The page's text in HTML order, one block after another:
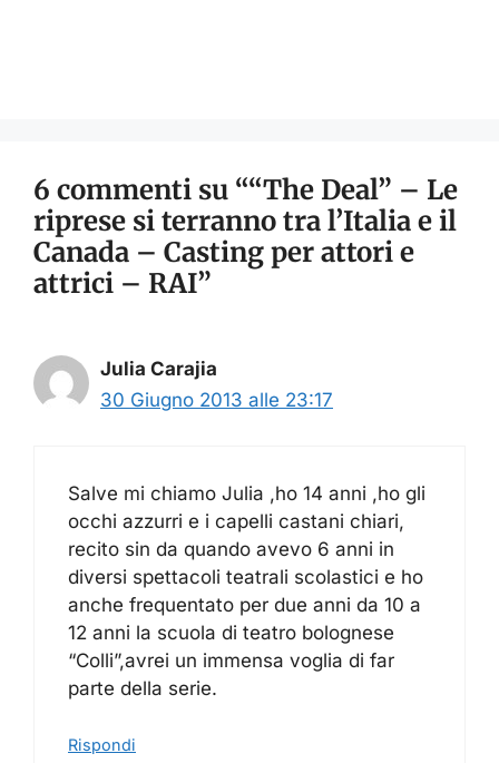
6 commenti su ““The Deal” – Le
riprese si terranno tra l’Italia e il
Canada – Casting per attori e
attrici – RAI”
Julia Carajia
30 Giugno 2013 alle 23:17
Salve mi chiamo Julia ,ho 14 anni ,ho gli
occhi azzurri e i capelli castani chiari,
recito sin da quando avevo 6 anni in
diversi spettacoli teatrali scolastici e ho
anche frequentato per due anni da 10 a
12 anni la scuola di teatro bolognese
“Colli”,avrei un immensa voglia di far
parte della serie.
Rispondi